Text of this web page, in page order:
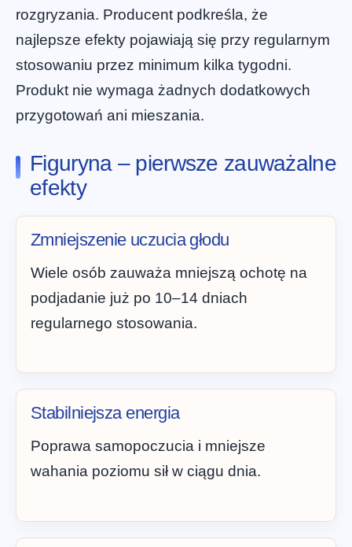
rozgryzania. Producent podkreśla, że
najlepsze efekty pojawiają się przy regularnym
stosowaniu przez minimum kilka tygodni.
Produkt nie wymaga żadnych dodatkowych
przygotowań ani mieszania.
Figuryna – pierwsze zauważalne
efekty
Zmniejszenie uczucia głodu
Wiele osób zauważa mniejszą ochotę na
podjadanie już po 10–14 dniach
regularnego stosowania.
Stabilniejsza energia
Poprawa samopoczucia i mniejsze
wahania poziomu sił w ciągu dnia.